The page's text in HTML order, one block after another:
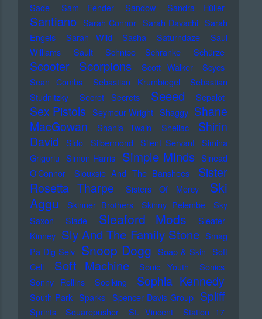
Sade
Sam Fender Sandow Sandra Hüller
Santiano Sarah Connor Sarah Davachi Sarah
Engels
Sarah Wild Sasha Saturndaze
Saul
Williams
Sault Schnipo Schranke Schürze
Scooter Scorpions Scott Walker
Scycs
Sean Combs
Sebastian Krumbiegel
Sebastian
Studnitzky
Secret Secrets Seeed Sepalot
Sex Pistols Seymour Wright Shaggy Shane
MacGowan
Shania Twain Shellac
Shirin
David
Sido Silbermond Silent Servant Simina
Grigoriu Simon Harris Simple Minds Sinead
O'Connor
Siouxsie And The Banshees
Sister
Rosetta Tharpe
Sisters Of Mercy
Ski
Aggu
Skinner Brothers Skinny Pelembe
Sky
Saxon
Slade Sleaford Mods
Sleater-
Kinney Sly And The Family Stone Smag
Pa Dig Selv Snoop Dogg Soap & Skin Soft
Cell
Soft Machine Sonic Youth
Sonics
Sonny Rollins
Soolking Sophia Kennedy
South Park Sparks Spencer Davis Group Spliff
Sprints Squarepusher St. Vincent
Station 17